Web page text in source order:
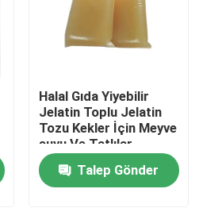
Halal Gıda Yiyebilir
Jelatin Toplu Jelatin
Tozu Kekler İçin Meyve
suyu Ve Tatlılar
Talep Gönder